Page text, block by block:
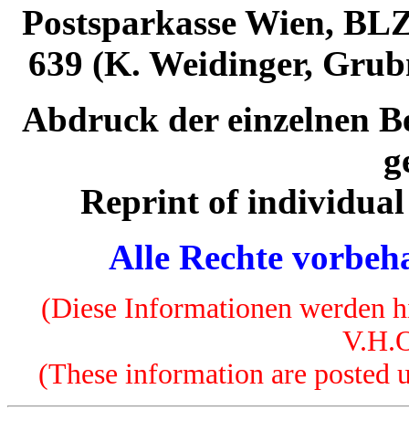
Postsparkasse Wien,
639 (K. Weidinger,
Abdruck der einzelnen
Reprint of individual
Alle Rechte
(Diese Informationen werden
(These information are posted